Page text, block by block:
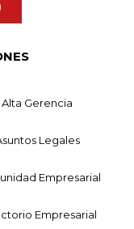
Alta Gerencia
Legales
Empresarial
Empresarial